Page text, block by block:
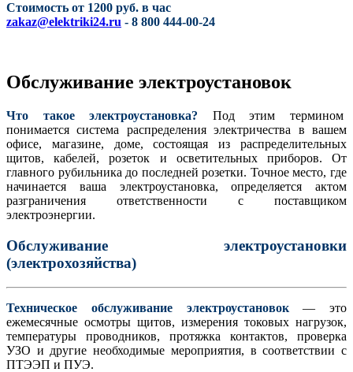
Стоимость от 1200 руб. в час
zakaz@elektriki24.ru - 8 800 444-00-24
Обслуживание электроустановок
Что такое электроустановка? Под этим термином
понимается система распределения электричества в вашем
офисе, магазине, доме, состоящая из распределительных
щитов, кабелей, розеток и осветительных приборов. От
главного рубильника до последней розетки. Точное место, где
начинается ваша электроустановка, определяется актом
разграничения ответственности с поставщиком
электроэнергии.
Обслуживание электроустановки
(электрохозяйства)
Техническое обслуживание электроустановок— это
ежемесячные осмотры щитов, измерения токовых нагрузок,
температуры проводников, протяжка контактов, проверка
УЗО и другие необходимые мероприятия, в соответствии с
ПТЭЭП и ПУЭ.